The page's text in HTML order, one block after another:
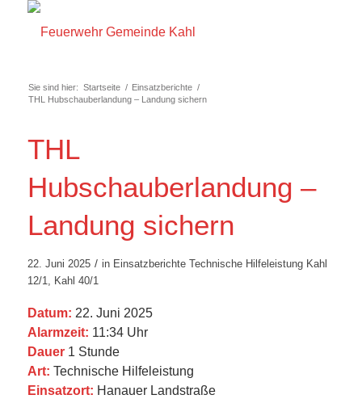
Sie sind hier: Startseite / Einsatzberichte /
THL Hubschauberlandung – Landung sichern
THL
Hubschauberlandung –
Landung sichern
22. Juni 2025 / in Einsatzberichte Technische Hilfeleistung Kahl
12/1, Kahl 40/1
Datum: 22. Juni 2025
Alarmzeit: 11:34 Uhr
Dauer1 Stunde
Art: Technische Hilfeleistung
Einsatzort: Hanauer Landstraße